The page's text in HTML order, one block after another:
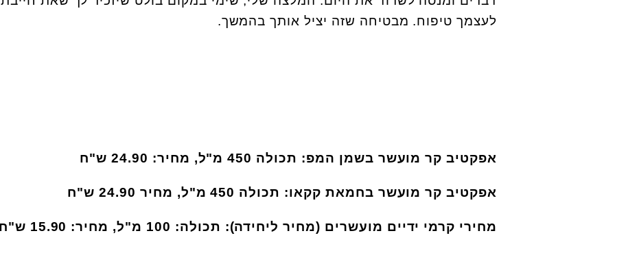
לעצמך טיפוח. מבטיחה שזה יציל אותך בהמשך.
אפקטיב קר מועשר בשמן המפ: תכולה 450 מ"ל, מחיר: 24.90 ש"ח
אפקטיב קר מועשר בחמאת קקאו: תכולה 450 מ"ל, מחיר 24.90 ש"ח
מחירי קרמי ידיים מועשרים (מחיר ליחידה): תכולה: 100 מ"ל, מחיר: 15.90 ש"ח